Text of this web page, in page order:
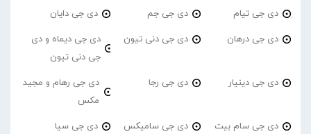
دی جی تیام دی جی جم دی جی دایان
دی جی درهان دی جی دنی تیون
دی جی دیماه و دی
جی دنی تیون
دی جی دینیار دی جی رجا
دی جی رهام و مجید
مکس
دی جی سام بیت دی جی سامیکس دی جی سیا